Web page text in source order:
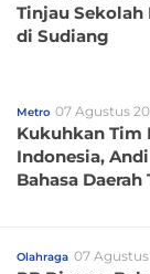
Tinjau Sekolah
di Sudiang
Metro 07 Agustus
Kukuhkan Tim
Indonesia,
Bahasa
Olahraga 07 Agustus